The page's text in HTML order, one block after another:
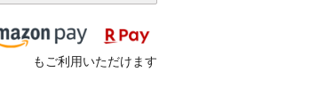
もご利用いただけます